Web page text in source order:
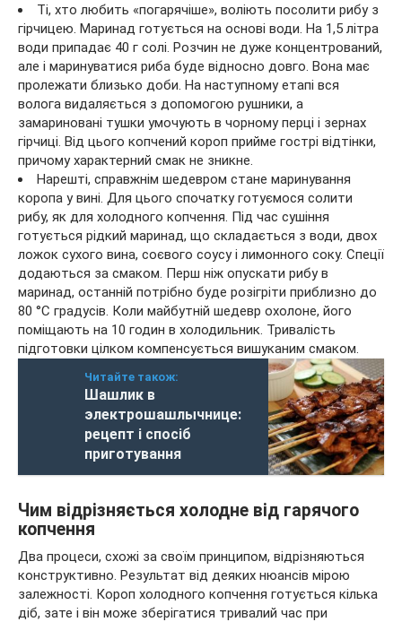
Ті, хто любить «погарячіше», воліють посолити рибу з
гірчицею. Маринад готується на основі води. На 1,5 літра
води припадає 40 г солі. Розчин не дуже концентрований,
але і маринуватися риба буде відносно довго. Вона має
пролежати близько доби. На наступному етапі вся
волога видаляється з допомогою рушники, а
замариновані тушки умочують в чорному перці і зернах
гірчиці. Від цього копчений короп прийме гострі відтінки,
причому характерний смак не зникне.
Нарешті, справжнім шедевром стане маринування
коропа у вині. Для цього спочатку готуємося солити
рибу, як для холодного копчення. Під час сушіння
готується рідкий маринад, що складається з води, двох
ложок сухого вина, соєвого соусу і лимонного соку. Спеції
додаються за смаком. Перш ніж опускати рибу в
маринад, останній потрібно буде розігріти приблизно до
80 °C градусів. Коли майбутній шедевр охолоне, його
поміщають на 10 годин в холодильник. Тривалість
підготовки цілком компенсується вишуканим смаком.
Читайте також:
Шашлик в
электрошашлычнице:
рецепт і спосіб
приготування
Чим відрізняється холодне від гарячого
копчення
Два процеси, схожі за своїм принципом, відрізняються
конструктивно. Результат від деяких нюансів мірою
залежності. Короп холодного копчення готується кілька
діб, зате і він може зберігатися тривалий час при